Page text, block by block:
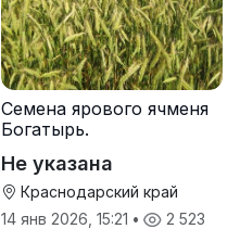
Семена ярового ячменя
Богатырь.
Не указана
Краснодарский край
14 янв 2026, 15:21 • 2 523